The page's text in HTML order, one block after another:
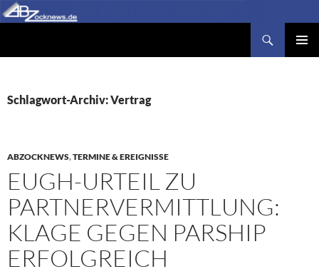
Zum
Inhalt
Schlagwort-Archiv: Vertrag
ABZOCKNEWS,TERMINE & EREIGNISSE
EUGH-URTEIL ZU
PARTNERVERMITTLUNG:
KLAGE GEGEN PARSHIP
ERFOLGREICH